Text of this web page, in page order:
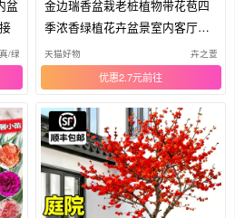
盆
/绿植园艺
金边瑞香盆栽老桩植物带花苞四
季浓香绿植花卉盆景室内客厅好
养活
天猫好物 卉之萱
优惠2.7元